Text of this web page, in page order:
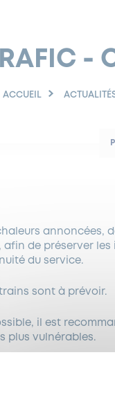
-
ACCUEIL
annoncées,
afin de préserver
du service.
sont à prévoir.
il est
plus vulnérables.